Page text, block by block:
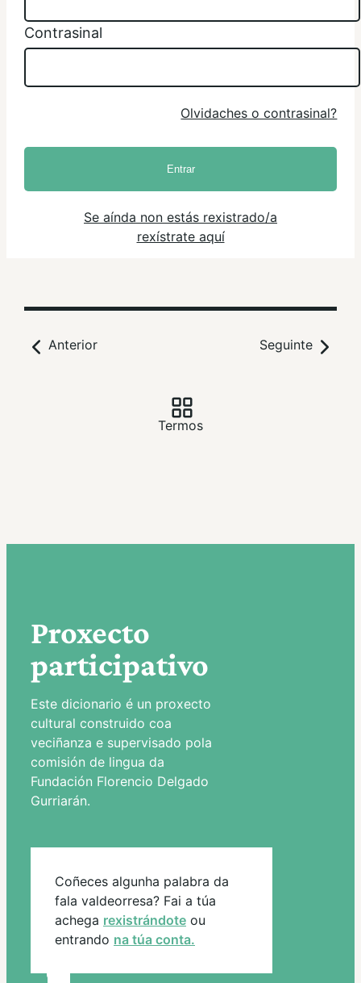
Contrasinal
Olvidaches o contrasinal?
Entrar
Se aínda non estás rexistrado/a
rexístrate aquí
Anterior Seguinte
Termos
Proxecto
participativo
Este dicionario é un proxecto
cultural construido coa
veciñanza e supervisado pola
comisión de lingua da
Fundación Florencio Delgado
Gurriarán.
Coñeces algunha palabra da
fala valdeorresa? Fai a túa
achega rexistrándote ou
entrando na túa conta.